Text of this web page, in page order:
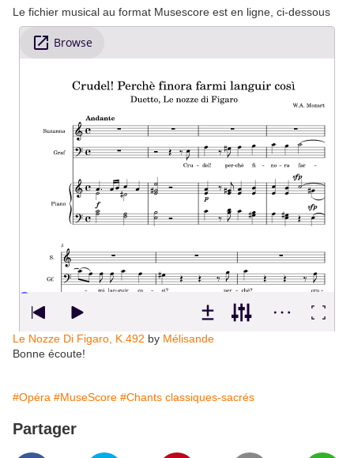
Le fichier musical au format Musescore est en ligne, ci-dessous
Le Nozze Di Figaro, K.492 by Mélisande
Bonne écoute!
#Opéra #MuseScore #Chants classiques-sacrés
Partager